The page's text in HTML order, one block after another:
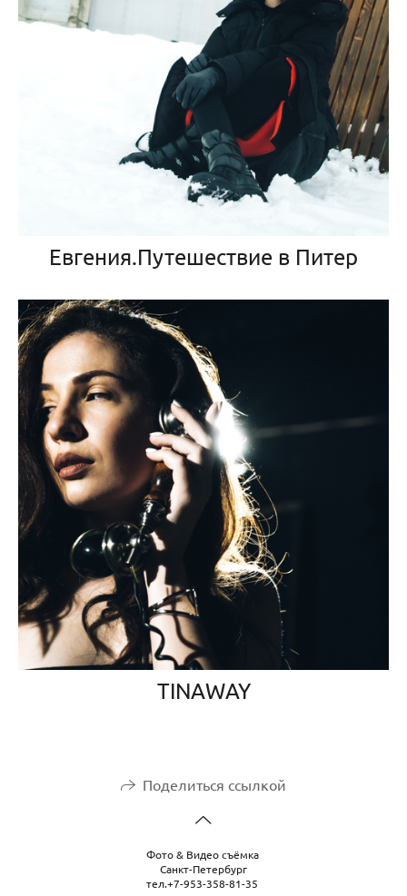
Евгения.Путешествие в Питер
TINAWAY
Поделиться ссылкой
Фото & Видео съёмка
Санкт-Петербург
тел.+7-953-358-81-35